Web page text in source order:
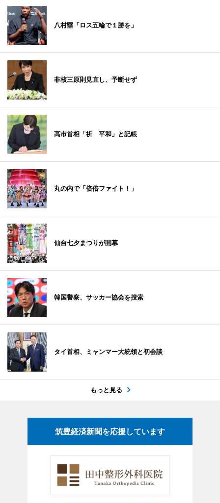
八村塁「ロス五輪で１勝を」
非核三原則見直し、予断せず
高市首相「祈 平和」と記帳
丸の内で「倍倍ファイト！」
仙台七夕まつりが開幕
韓国警察、サッカー協会を捜索
タイ首相、ミャンマー大統領と初会談
もっと見る
筑豊経済新聞を応援しています